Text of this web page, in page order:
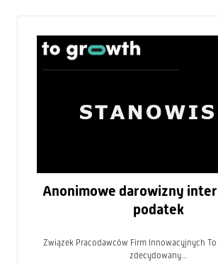
Anonimowe darowizny
podatek
Związek Pracodawców Firm Innowacyjnych
zdecydowany...